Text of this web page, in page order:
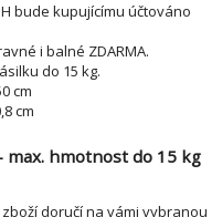
bude kupujícímu účtováno
i balné ZDARMA.
do 15 kg.
cm
cm
- max. hmotnost do 15 kg
zboží doručí na vámi vybranou